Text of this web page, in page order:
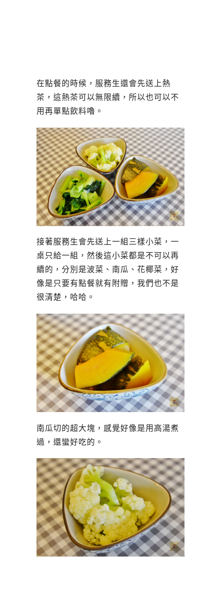
在點餐的時候，服務生還會先送上熱
茶，這熱茶可以無限續，所以也可以不
用再單點飲料嚕。
接著服務生會先送上一組三樣小菜，一
桌只給一組，然後這小菜都是不可以再
續的，分別是波菜、南瓜、花椰菜，好
像是只要有點餐就有附贈，我們也不是
很清楚，哈哈。
南瓜切的超大塊，感覺好像是用高湯煮
過，還蠻好吃的。